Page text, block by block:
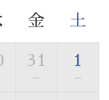
ざいます。 予め
金 土
31
—
1
—